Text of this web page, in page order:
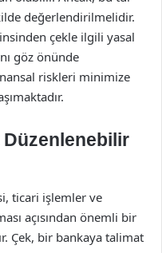
değerlendirilmelidir.
çekle ilgili yasal
göz önünde
riskleri minimize
ticari işlemler ve
açısından önemli bir
Çek, bir bankaya talimat